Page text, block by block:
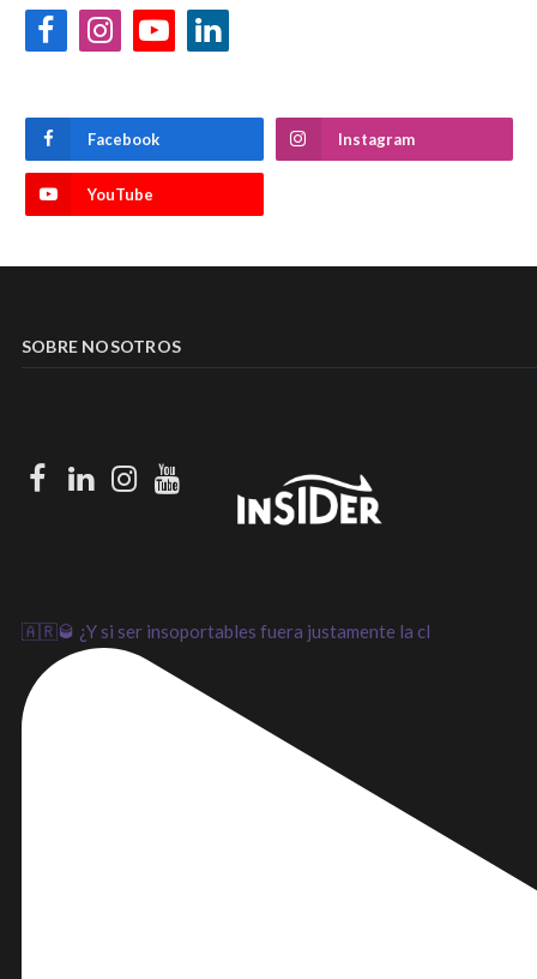
FacebookInstagramYouTubeLinkedIn
Facebook Instagram
YouTube
SOBRE NOSOTROS
Facebook
LinkedIn
Instagram
Youtube
🇦🇷🥃 ¿Y si ser insoportables fuera justamente la cl